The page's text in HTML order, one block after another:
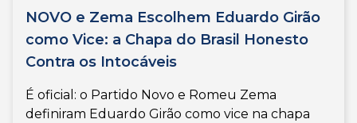
NOVO e Zema Escolhem Eduardo Girão
como Vice: a Chapa do Brasil Honesto
Contra os Intocáveis
É oficial: o Partido Novo e Romeu Zema
definiram Eduardo Girão como vice na chapa